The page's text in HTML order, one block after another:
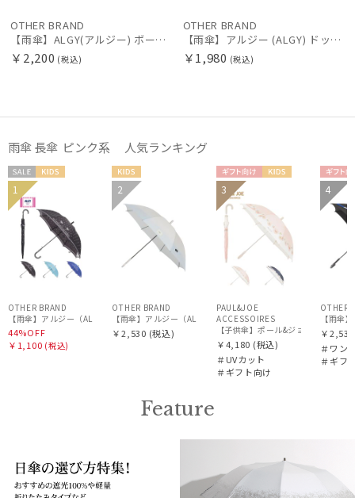
OTHER BRAND
【雨傘】ALGY(アルジー) ボーダー さくらんぼ ハート キッズ長傘 UV加工 ジャンプ式 ガールズ
￥2,200 (税込)
OTHER BRAND
【雨傘】アルジー (ALGY) ドット柄 長傘 【公式ムーンバット】 キッズ 晴雨兼用 ジャンプ式 UV グラスファイバー 子供傘
￥1,980 (税込)
雨傘 長傘 ピンク系 人気ランキング
セー
ル
KIDS
1
OTHER BRAND
【雨傘】アルジー（ALGY）ドット 長傘 【公式ムーンバット】 キッズ 子供傘 55cm 58cm
44%OFF
￥1,100 (税込)
KIDS
2
OTHER BRAND
【雨傘】アルジー（ALGY）子供用通学雨傘 グラデーション
￥2,530 (税込)
ギフト
向け
3
PAUL&JOE
ACCESSOIRES
【子供傘】ポール&ジョー（PAUL
￥4,180 (税込)
＃UVカット
＃ギフト向け
ギフト
向け
4
OTHER
【雨傘
￥2,530
＃ワン
＃ギフ
Feature